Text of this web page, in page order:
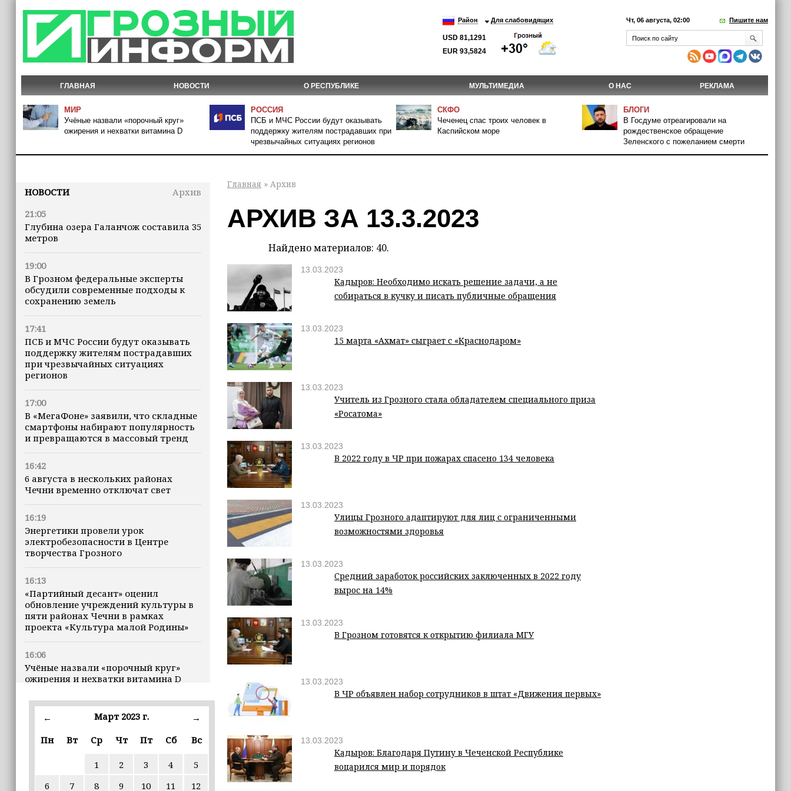
Район Для слабовидящих
USD 81,1291
EUR 93,5824
Чт, 06 августа, 02:00 Пишите нам
ГЛАВНАЯ НОВОСТИ О РЕСПУБЛИКЕ МУЛЬТИМЕДИА О НАС РЕКЛАМА
МИР
Учёные назвали «порочный круг»
ожирения и нехватки витамина D
РОССИЯ
ПСБ и МЧС России будут оказывать
поддержку жителям пострадавших при
чрезвычайных ситуациях регионов
СКФО
Чеченец спас троих человек в
Каспийском море
БЛОГИ
В Госдуме отреагировали на
рождественское обращение
Зеленского с пожеланием смерти
НОВОСТИ
Архив
21:05
Глубина озера Галанчож составила 35
метров
19:00
В Грозном федеральные эксперты
обсудили современные подходы к
сохранению земель
17:41
ПСБ и МЧС России будут оказывать
поддержку жителям пострадавших
при чрезвычайных ситуациях
регионов
17:00
В «МегаФоне» заявили, что складные
смартфоны набирают популярность
и превращаются в массовый тренд
16:42
6 августа в нескольких районах
Чечни временно отключат свет
16:19
Энергетики провели урок
электробезопасности в Центре
творчества Грозного
16:13
«Партийный десант» оценил
обновление учреждений культуры в
пяти районах Чечни в рамках
проекта «Культура малой Родины»
16:06
Учёные назвали «порочный круг»
ожирения и нехватки витамина D
16:00
В Чеченской Республике начинается
В Чеченской Республики
избирательные комиссии
← Март 2023 г.
→
Пн
Вт Ср Чт Пт Сб Вс
1 2 3 4
5
6
7 8 9 10 11 12
Главная » Архив
АРХИВ ЗА 13.3.2023
Найдено материалов: 40.
13.03.2023
Кадыров: Необходимо искать решение задачи, а не
собираться в кучку и писать публичные обращения
13.03.2023
15 марта «Ахмат» сыграет с «Краснодаром»
13.03.2023
Учитель из Грозного стала обладателем специального приза
«Росатома»
13.03.2023
В 2022 году в ЧР при пожарах спасено 134 человека
13.03.2023
Улицы Грозного адаптируют для лиц с ограниченными
возможностями здоровья
13.03.2023
Средний заработок российских заключенных в 2022 году
вырос на 14%
13.03.2023
В Грозном готовятся к открытию филиала МГУ
13.03.2023
В ЧР объявлен набор сотрудников в штат «Движения первых»
13.03.2023
Кадыров: Благодаря Путину в Чеченской Республике
воцарился мир и порядок